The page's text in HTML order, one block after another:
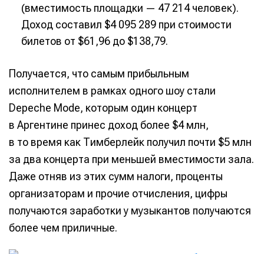
(вместимость площадки — 47 214 человек).
Доход составил $4 095 289 при стоимости
билетов от $61,96 до $138,79.
Получается, что самым прибыльным
исполнителем в рамках одного шоу стали
Depeche Mode, которым один концерт
в Аргентине принес доход более $4 млн,
в то время как Тимберлейк получил почти $5 млн
за два концерта при меньшей вместимости зала.
Даже отняв из этих сумм налоги, проценты
организаторам и прочие отчисления, цифры
получаются заработки у музыкантов получаются
более чем приличные.